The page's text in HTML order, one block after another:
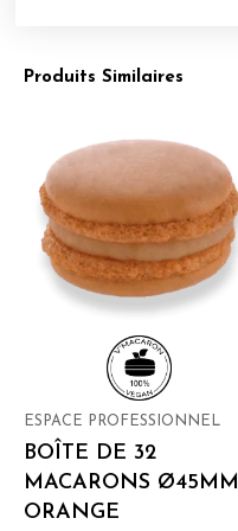
Produits Similaires
ESPACE PROFESSIONNEL
BOÎTE DE 32
MACARONS Ø45MM
ORANGE